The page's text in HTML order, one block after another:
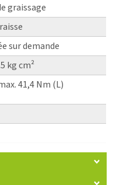
graissage
sur demande
kg cm²
41,4 Nm (L)